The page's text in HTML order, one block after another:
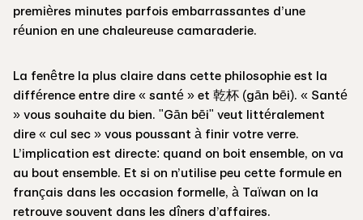
premières minutes parfois embarrassantes d’une
réunion en une chaleureuse camaraderie.
La fenêtre la plus claire dans cette philosophie est la
différence entre dire « santé » et 乾杯 (gān bēi). « Santé
» vous souhaite du bien. "Gān bēi" veut littéralement
dire « cul sec » vous poussant à finir votre verre.
L’implication est directe: quand on boit ensemble, on va
au bout ensemble. Et si on n’utilise peu cette formule en
français dans les occasion formelle, à Taïwan on la
retrouve souvent dans les dîners d’affaires.